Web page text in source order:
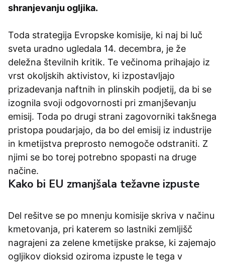
shranjevanju ogljika.
Toda strategija Evropske komisije, ki naj bi luč
sveta uradno ugledala 14. decembra, je že
deležna številnih kritik. Te večinoma prihajajo iz
vrst okoljskih aktivistov, ki izpostavljajo
prizadevanja naftnih in plinskih podjetij, da bi se
izognila svoji odgovornosti pri zmanjševanju
emisij. Toda po drugi strani zagovorniki takšnega
pristopa poudarjajo, da bo del emisij iz industrije
in kmetijstva preprosto nemogoče odstraniti. Z
njimi se bo torej potrebno spopasti na druge
načine.
Kako bi EU zmanjšala težavne izpuste
Del rešitve se po mnenju komisije skriva v načinu
kmetovanja, pri katerem so lastniki zemljišč
nagrajeni za zelene kmetijske prakse, ki zajemajo
ogljikov dioksid oziroma izpuste le tega v